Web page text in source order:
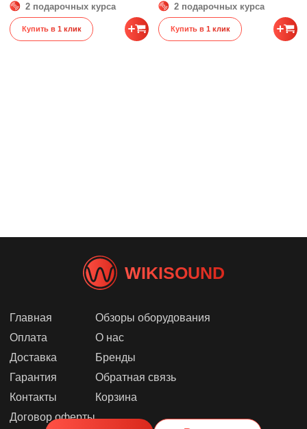
2 подарочных курса
Купить в 1 клик
2 подарочных курса
Купить в 1 клик
WIKISOUND
Главная
Оплата
Доставка
Гарантия
Контакты
Договор оферты
Обзоры оборудования
О нас
Бренды
Обратная связь
Корзина